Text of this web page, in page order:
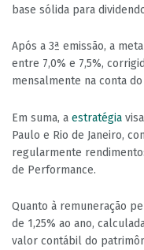
base sólida para
Após a 3ª emissão, a
entre 7,0% e 7,5%,
mensalmente na conta
Em suma, a estratégia
Paulo e Rio de Janeiro,
regularmente
de Performance.
Quanto à remuneração
de 1,25% ao ano,
valor contábil do